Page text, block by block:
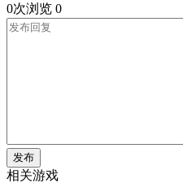
0次浏览 0
发布
相关游戏